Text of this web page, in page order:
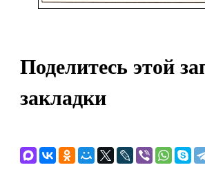
Поделитесь этой
закладки